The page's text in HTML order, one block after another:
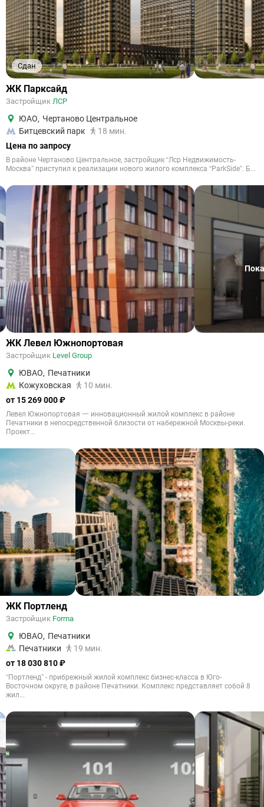
Сдан
ЖК Парксайд
Застройщик ЛСР
ЮАО, Чертаново Центральное
Битцевский парк
18 мин.
Цена по запросу
В районе Чертаново Центральное, застройщик “Лср Недвижимость-
Москва” приступил к реализации нового жилого комплекса “ParkSide”. Б...
ЖК Левел Южнопортовая
Застройщик Level Group
ЮВАО, Печатники
Кожуховская
10 мин.
от 15 269 000 ₽
Левел Южнопортовая 一 инновационный жилой комплекс в районе
Печатники в непосредственной близости от набережной Москвы-реки.
Проект...
ЖК Портленд
Застройщик Forma
ЮВАО, Печатники
Печатники
19 мин.
от 18 030 810 ₽
“Портленд” - прибрежный жилой комплекс бизнес-класса в Юго-
Восточном округе, в районе Печатники. Комплекс представляет собой 8
жил...